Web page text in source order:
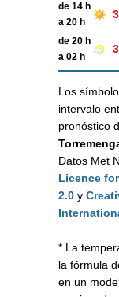
de 14 h
a 20 h
de 20 h
a 02 h
Los
intervalo
pronóstico
Datos Met
Licence
2.0 y
* La
la fórmula
en un